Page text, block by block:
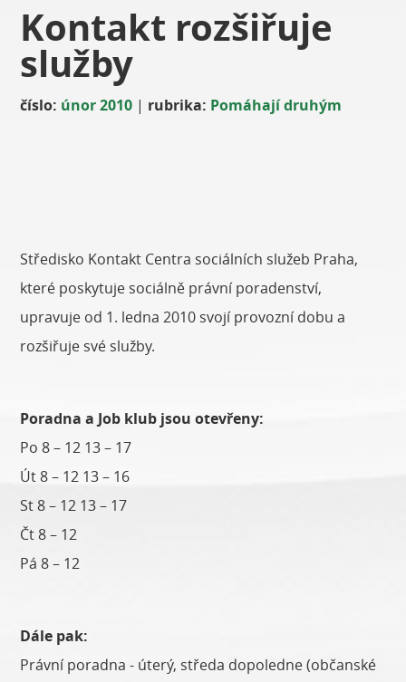
Kontakt rozšiřuje
služby
číslo: únor 2010 | rubrika: Pomáhají druhým
Středisko Kontakt Centra sociálních služeb Praha,
které poskytuje sociálně právní poradenství,
upravuje od 1. ledna 2010 svojí provozní dobu a
rozšiřuje své služby.
Poradna a Job klub jsou otevřeny:
Po 8 – 12 13 – 17
Út 8 – 12 13 – 16
St 8 – 12 13 – 17
Čt 8 – 12
Pá 8 – 12
Dále pak:
Právní poradna - úterý, středa dopoledne (občanské